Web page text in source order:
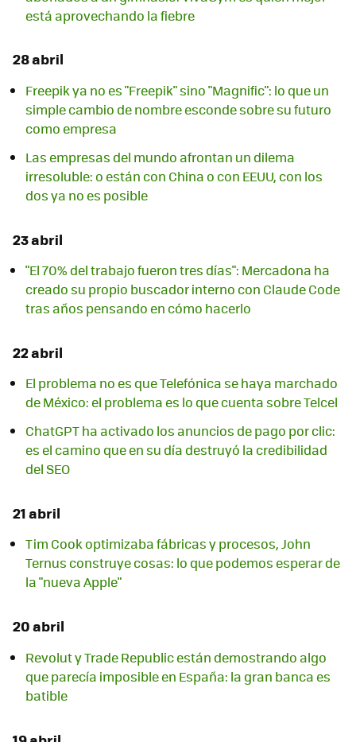
está aprovechando la fiebre
28 abril
Freepik ya no es "Freepik" sino "Magnific": lo que un
simple cambio de nombre esconde sobre su futuro
como empresa
Las empresas del mundo afrontan un dilema
irresoluble: o están con China o con EEUU, con los
dos ya no es posible
23 abril
"El 70% del trabajo fueron tres días": Mercadona ha
creado su propio buscador interno con Claude Code
tras años pensando en cómo hacerlo
22 abril
El problema no es que Telefónica se haya marchado
de México: el problema es lo que cuenta sobre Telcel
ChatGPT ha activado los anuncios de pago por clic:
es el camino que en su día destruyó la credibilidad
del SEO
21 abril
Tim Cook optimizaba fábricas y procesos, John
Ternus construye cosas: lo que podemos esperar de
la "nueva Apple"
20 abril
Revolut y Trade Republic están demostrando algo
que parecía imposible en España: la gran banca es
batible